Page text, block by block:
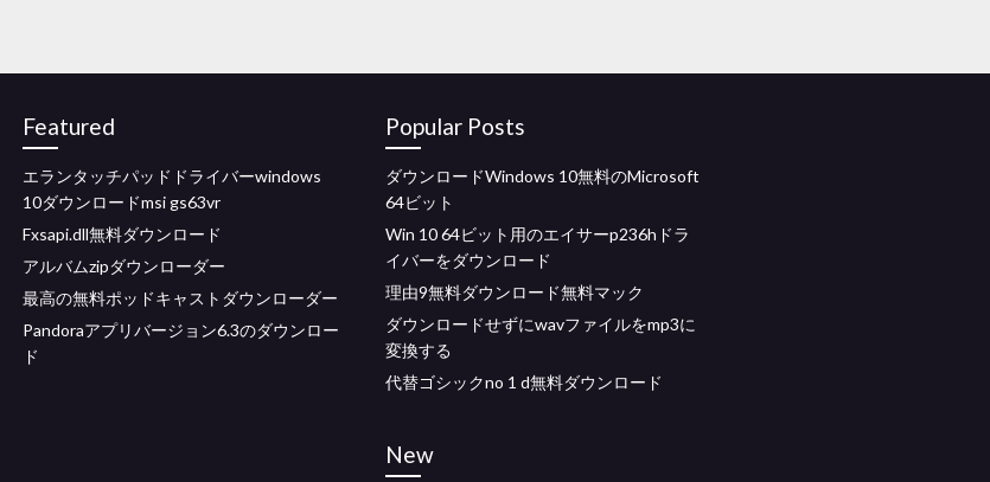
Featured
エランタッチパッドドライバーwindows
10ダウンロードmsi gs63vr
Fxsapi.dll無料ダウンロード
アルバムzipダウンローダー
最高の無料ポッドキャストダウンローダー
Pandoraアプリバージョン6.3のダウンロー
ド
Popular Posts
ダウンロードWindows 10無料のMicrosoft
64ビット
Win 10 64ビット用のエイサーp236hドラ
イバーをダウンロード
理由9無料ダウンロード無料マック
ダウンロードせずにwavファイルをmp3に
変換する
代替ゴシックno 1 d無料ダウンロード
New